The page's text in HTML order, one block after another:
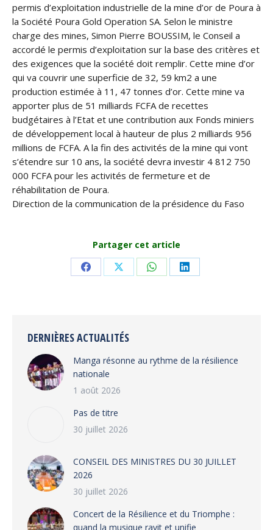
permis d’exploitation industrielle de la mine d’or de Poura à
la Société Poura Gold Operation SA. Selon le ministre
charge des mines, Simon Pierre BOUSSIM, le Conseil a
accordé le permis d’exploitation sur la base des critères et
des exigences que la société doit remplir. Cette mine d’or
qui va couvrir une superficie de 32, 59 km2 a une
production estimée à 11, 47 tonnes d’or. Cette mine va
apporter plus de 51 milliards FCFA de recettes
budgétaires à l’Etat et une contribution aux Fonds miniers
de développement local à hauteur de plus 2 milliards 956
millions de FCFA. A la fin des activités de la mine qui vont
s’étendre sur 10 ans, la société devra investir 4 812 750
000 FCFA pour les activités de fermeture et de
réhabilitation de Poura.
Direction de la communication de la présidence du Faso
Partager cet article
Share Share Share Share
DERNIÈRES ACTUALITÉS
Manga résonne au rythme de la résilience
nationale
1 août 2026
Pas de titre
30 juillet 2026
CONSEIL DES MINISTRES DU 30 JUILLET
2026
30 juillet 2026
‎​Concert de la Résilience et du Triomphe :
quand la musique ravit et unifie